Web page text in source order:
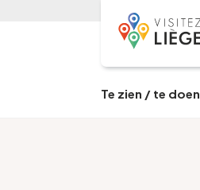
Te zien / te doen